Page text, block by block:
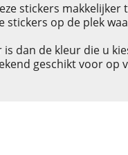
stickers
stickers op de plek
dan de kleur die u
geschikt voor